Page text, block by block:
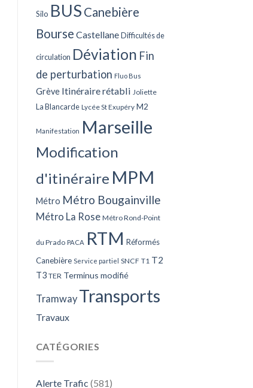
Silo BUS Canebière
Bourse Castellane Difficultés de
circulation Déviation Fin
de perturbation Fluo Bus
Grève Itinéraire rétabli Joliette
La Blancarde Lycée St Exupéry M2
Manifestation Marseille
Modification
d'itinéraire MPM
Métro Métro Bougainville
Métro La Rose Métro Rond-Point
du Prado PACA RTM Réformés
Canebière Service partiel SNCF T1 T2
T3 TER Terminus modifié
Tramway Transports
Travaux
CATÉGORIES
Alerte Trafic (581)